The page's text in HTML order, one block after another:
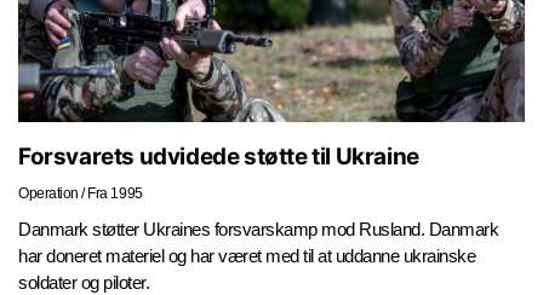
Forsvarets udvidede støtte til Ukraine
Operation / Fra 1995
Danmark støtter Ukraines forsvarskamp mod Rusland. Danmark
har doneret materiel og har været med til at uddanne ukrainske
soldater og piloter.